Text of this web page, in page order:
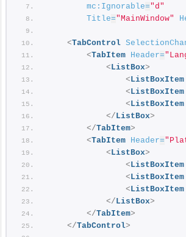
mc:Ignorable="d"
Title="MainWindow"
<TabControl
<TabItem Header=
<ListBox>
<ListBoxItem
<ListBoxItem
<ListBoxItem
</ListBox>
</TabItem>
<TabItem Header=
<ListBox>
<ListBoxItem
<ListBoxItem
<ListBoxItem
</ListBox>
</TabItem>
</TabControl>